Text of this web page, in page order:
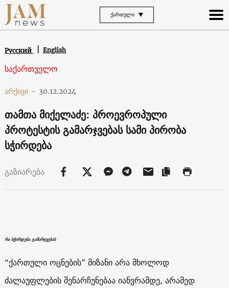
ᲥᲐᲠᲗᲣᲚᲘ
Русский English
საქართველო
არქივი - 30.12.2024
თამთა მიქელაძე: პროევროპული
პროტესტის გამარჯვებას სამი პირობა
სჭირდება
გაზიარება
რა სჭირდება გამარჯვებას
“ქართული ოცნების” მიზანი არა მხოლოდ
ძალაუფლების შენარჩუნებაა იანვრამდე, არამედ